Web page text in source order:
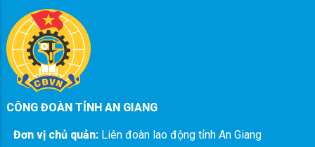
CÔNG ĐOÀN TỈNH AN GIANG
Đơn vị chủ quản: Liên đoàn lao động tỉnh An Giang